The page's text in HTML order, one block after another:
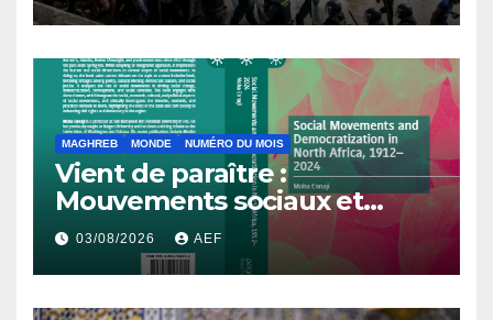
MAGHREB MONDE NUMÉRO DU MOIS
Vient de paraître :
Mouvements sociaux et
démocratisation en Afrique
du Nord, 1912-2024
03/08/2026 AEF